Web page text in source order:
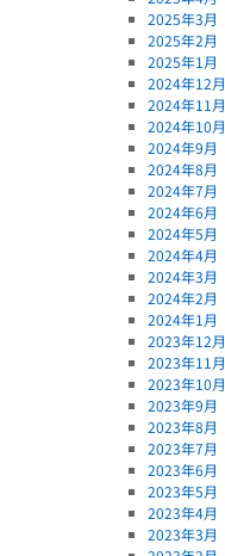
2025年3月
2025年2月
2025年1月
2024年12月
2024年11月
2024年10月
2024年9月
2024年8月
2024年7月
2024年6月
2024年5月
2024年4月
2024年3月
2024年2月
2024年1月
2023年12月
2023年11月
2023年10月
2023年9月
2023年8月
2023年7月
2023年6月
2023年5月
2023年4月
2023年3月